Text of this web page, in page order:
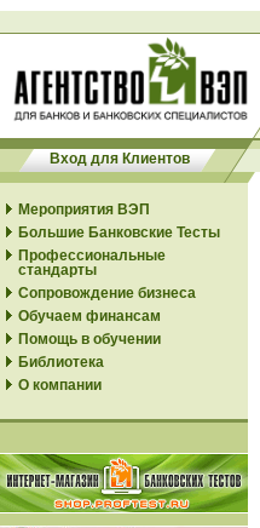
Вход для Клиентов
Мероприятия ВЭП
Большие Банковские Тесты
Профессиональные
стандарты
Сопровождение бизнеса
Обучаем финансам
Помощь в обучении
Библиотека
О компании